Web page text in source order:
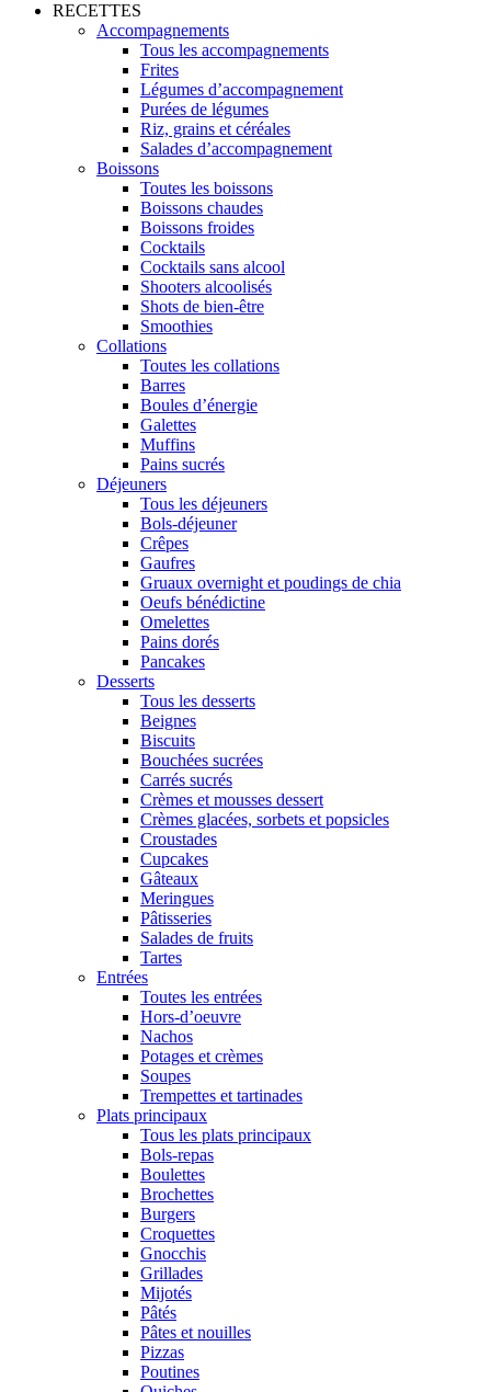
RECETTES
Accompagnements
Tous les accompagnements
Frites
Légumes d’accompagnement
Purées de légumes
Riz, grains et céréales
Salades d’accompagnement
Boissons
Toutes les boissons
Boissons chaudes
Boissons froides
Cocktails
Cocktails sans alcool
Shooters alcoolisés
Shots de bien-être
Smoothies
Collations
Toutes les collations
Barres
Boules d’énergie
Galettes
Muffins
Pains sucrés
Déjeuners
Tous les déjeuners
Bols-déjeuner
Crêpes
Gaufres
Gruaux overnight et poudings de chia
Oeufs bénédictine
Omelettes
Pains dorés
Pancakes
Desserts
Tous les desserts
Beignes
Biscuits
Bouchées sucrées
Carrés sucrés
Crèmes et mousses dessert
Crèmes glacées, sorbets et popsicles
Croustades
Cupcakes
Gâteaux
Meringues
Pâtisseries
Salades de fruits
Tartes
Entrées
Toutes les entrées
Hors-d’oeuvre
Nachos
Potages et crèmes
Soupes
Trempettes et tartinades
Plats principaux
Tous les plats principaux
Bols-repas
Boulettes
Brochettes
Burgers
Croquettes
Gnocchis
Grillades
Mijotés
Pâtés
Pâtes et nouilles
Pizzas
Poutines